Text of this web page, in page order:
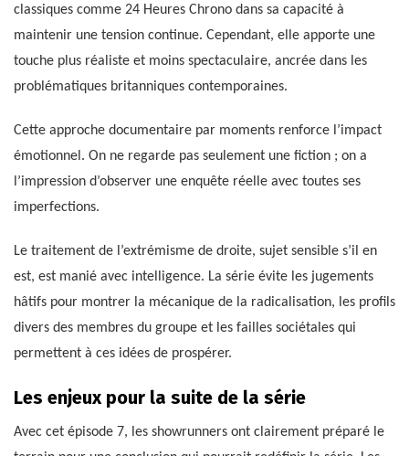
classiques comme 24 Heures Chrono dans sa capacité à
maintenir une tension continue. Cependant, elle apporte une
touche plus réaliste et moins spectaculaire, ancrée dans les
problématiques britanniques contemporaines.
Cette approche documentaire par moments renforce l’impact
émotionnel. On ne regarde pas seulement une fiction ; on a
l’impression d’observer une enquête réelle avec toutes ses
imperfections.
Le traitement de l’extrémisme de droite, sujet sensible s’il en
est, est manié avec intelligence. La série évite les jugements
hâtifs pour montrer la mécanique de la radicalisation, les profils
divers des membres du groupe et les failles sociétales qui
permettent à ces idées de prospérer.
Les enjeux pour la suite de la série
Avec cet épisode 7, les showrunners ont clairement préparé le